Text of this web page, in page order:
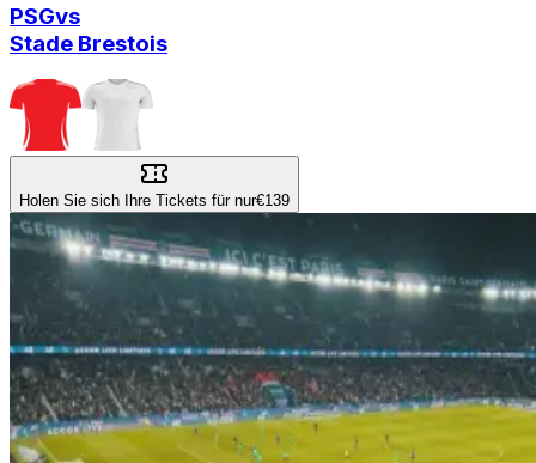
PSGvs
Stade Brestois
Holen Sie sich Ihre Tickets für nur€139